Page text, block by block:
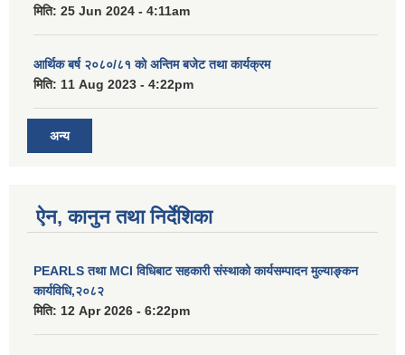
मिति: 25 Jun 2024 - 4:11am
आर्थिक बर्ष २०८०/८१ को अन्तिम बजेट तथा कार्यक्रम
मिति: 11 Aug 2023 - 4:22pm
अन्य
ऐन, कानुन तथा निर्देशिका
PEARLS तथा MCI विधिबाट सहकारी संस्थाको कार्यसम्पादन मुल्याङ्कन
कार्यविधि,२०८२
मिति: 12 Apr 2026 - 6:22pm